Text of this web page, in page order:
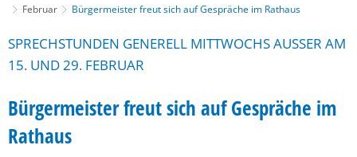
Februar
Bürgermeister freut sich auf Gespräche im Rathaus
SPRECHSTUNDEN GENERELL MITTWOCHS AUSSER AM 1
5. UND 29. FEBRUAR
Bürgermeister freut sich auf Gespräche im
Rathaus